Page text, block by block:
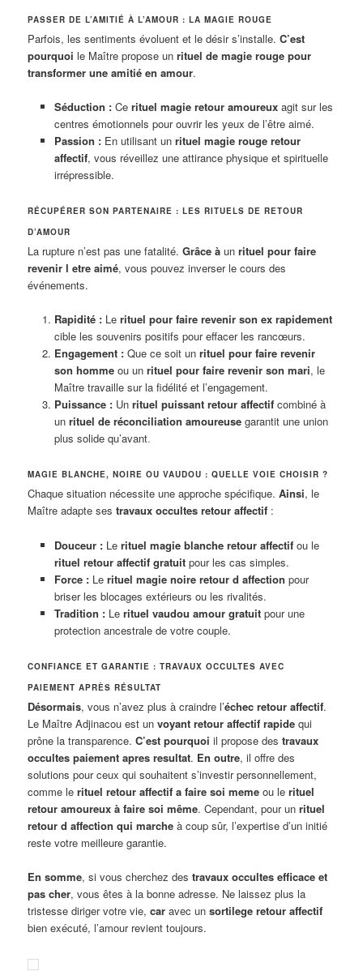
PASSER DE L’AMITIÉ À L’AMOUR : LA MAGIE ROUGE
Parfois, les sentiments évoluent et le désir s’installe.C’est
pourquoi le Maître propose unrituel de magie rouge pour
transformer une amitié en amour.
Séduction :Ce rituel magie retour amoureuxagit sur les
centres émotionnels pour ouvrir les yeux de l’être aimé.
Passion :En utilisant un rituel magie rouge retour
affectif, vous réveillez une attirance physique et spirituelle
irrépressible.
RÉCUPÉRER SON PARTENAIRE : LES RITUELS DE RETOUR
D’AMOUR
La rupture n’est pas une fatalité.Grâce à unrituel pour faire
revenir l etre aimé, vous pouvez inverser le cours des
événements.
Rapidité :Le rituel pour faire revenir son ex rapidement
cible les souvenirs positifs pour effacer les rancœurs.
Engagement :Que ce soit un rituel pour faire revenir
son hommeou un rituel pour faire revenir son mari, le
Maître travaille sur la fidélité et l’engagement.
Puissance :Un rituel puissant retour affectifcombiné à
un rituel de réconciliation amoureusegarantit une union
plus solide qu’avant.
MAGIE BLANCHE, NOIRE OU VAUDOU : QUELLE VOIE CHOISIR ?
Chaque situation nécessite une approche spécifique.Ainsi, le
Maître adapte sestravaux occultes retour affectif :
Douceur :Le rituel magie blanche retour affectifou le
rituel retour affectif gratuitpour les cas simples.
Force :Le rituel magie noire retour d affection pour
briser les blocages extérieurs ou les rivalités.
Tradition :Le rituel vaudou amour gratuitpour une
protection ancestrale de votre couple.
CONFIANCE ET GARANTIE : TRAVAUX OCCULTES AVEC
PAIEMENT APRÈS RÉSULTAT
Désormais, vous n’avez plus à craindre l’échec retour affectif.
Le Maître Adjinacou est unvoyant retour affectif rapide qui
prône la transparence.C’est pourquoi il propose destravaux
occultes paiement apres resultat. En outre, il offre des
solutions pour ceux qui souhaitent s’investir personnellement,
comme lerituel retour affectif a faire soi meme ou lerituel
retour amoureux à faire soi même. Cependant, pour unrituel
retour d affection qui marche à coup sûr, l’expertise d’un initié
reste votre meilleure garantie.
En somme, si vous cherchez destravaux occultes efficace et
pas cher, vous êtes à la bonne adresse. Ne laissez plus la
tristesse diriger votre vie,car avec unsortilege retour affectif
bien exécuté, l’amour revient toujours.